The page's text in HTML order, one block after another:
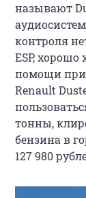
называют
контроля
ESP, хорошо
помощи при
Renault
тонны,
бензина в
127 980